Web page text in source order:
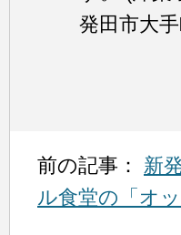
発田市大
前の記事： 新
ル食堂の「オ